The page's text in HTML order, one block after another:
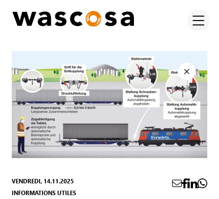
VENDREDI, 14.11.2025
INFORMATIONS UTILES